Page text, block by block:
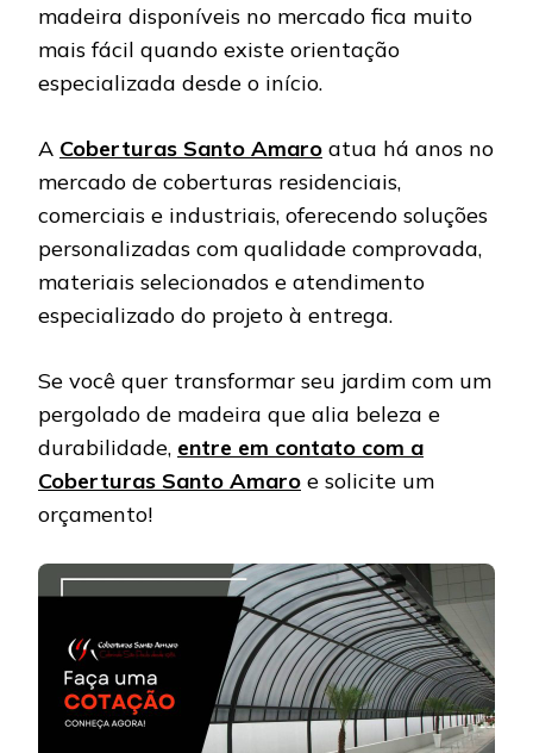
madeira disponíveis no mercado fica muito
mais fácil quando existe orientação
especializada desde o início.
A Coberturas Santo Amaro atua há anos no
mercado de coberturas residenciais,
comerciais e industriais, oferecendo soluções
personalizadas com qualidade comprovada,
materiais selecionados e atendimento
especializado do projeto à entrega.
Se você quer transformar seu jardim com um
pergolado de madeira que alia beleza e
durabilidade, entre em contato com a
Coberturas Santo Amaro e solicite um
orçamento!